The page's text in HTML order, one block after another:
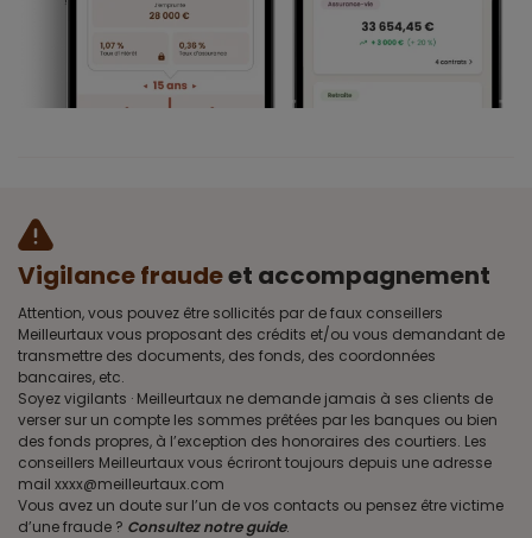
Vigilance fraudeet accompagnement
Attention, vous pouvez être sollicités par de faux conseillers
Meilleurtaux vous proposant des crédits et/ou vous demandant de
transmettre des documents, des fonds, des coordonnées
bancaires, etc.
Soyez vigilants · Meilleurtaux ne demande jamais à ses clients de
verser sur un compte les sommes prêtées par les banques ou bien
des fonds propres, à l’exception des honoraires des courtiers. Les
conseillers Meilleurtaux vous écriront toujours depuis une adresse
mail xxxx@meilleurtaux.com
Vous avez un doute sur l’un de vos contacts ou pensez être victime
d’une fraude ? Consultez notre guide.